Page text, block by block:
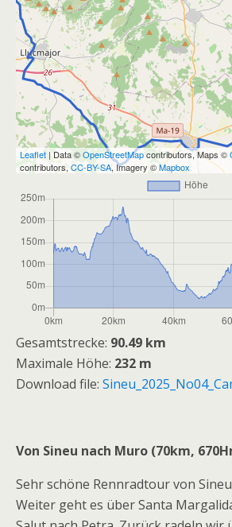
Leaflet | Data ©OpenStreetMapcontributors, Maps ©
contributors, CC-BY-SA, Imagery ©Mapbox
Gesamtstrecke: 90.49 km
Maximale Höhe: 232 m
Download file:
Von Sineu nach Muro (70km,
Sehr schöne Rennradtour von
Weiter geht es über Santa